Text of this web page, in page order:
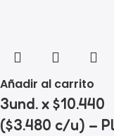
Añadir al carrito
3und. x $10.440
($3.480 c/u) –